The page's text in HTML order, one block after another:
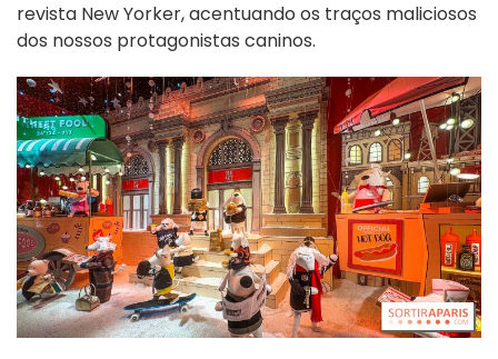
revista New Yorker, acentuando os traços maliciosos
dos nossos protagonistas caninos.